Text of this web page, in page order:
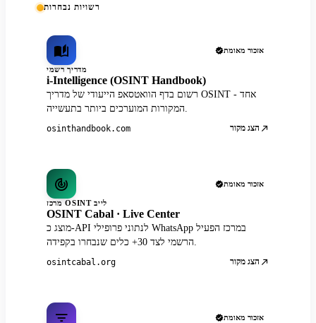
רשויות נבחרות
אזכור מאומת
מדריך רשמי
i-Intelligence (OSINT Handbook)
רשום בדף הוואטסאפ הייעודי של מדריך OSINT - אחד
המקורות המוערכים ביותר בתעשייה.
osinthandbook.com הצג מקור
אזכור מאומת
מרכז OSINT לייב
OSINT Cabal · Live Center
מוצג כ-API לנתוני פרופילי WhatsApp במרכז הפעיל
הרשמי לצד 30+ כלים שנבחרו בקפידה.
osintcabal.org הצג מקור
אזכור מאומת